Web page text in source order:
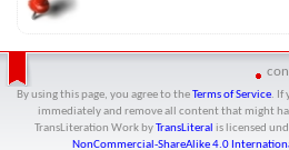
By using this page, you agree to the Terms of Service. If
immediately and remove all content that might
TransLiteration Workby TransLiteral is licensed
NonCommercial-ShareAlike 4.0